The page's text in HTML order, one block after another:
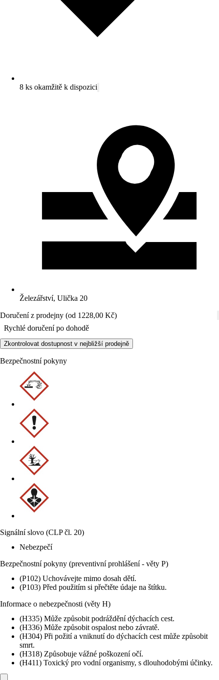
8 ks okamžitě k dispozici
Železářství, Ulička 20
Doručení z prodejny (od 1228,00 Kč)
Rychlé doručení po dohodě
Zkontrolovat dostupnost v nejbližší prodejně
Bezpečnostní pokyny
Signální slovo (CLP čl. 20)
Nebezpečí
Bezpečnostní pokyny (preventivní prohlášení - věty P)
(P102) Uchovávejte mimo dosah dětí.
(P103) Před použitím si přečtěte údaje na štítku.
Informace o nebezpečnosti (věty H)
(H335) Může způsobit podráždění dýchacích cest.
(H336) Může způsobit ospalost nebo závratě.
(H304) Při požití a vniknutí do dýchacích cest může způsobit
smrt.
(H318) Způsobuje vážné poškození očí.
(H411) Toxický pro vodní organismy, s dlouhodobými účinky.